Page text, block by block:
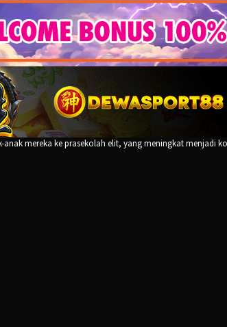
mereka ke prasekolah elit, yang meningkat menjadi